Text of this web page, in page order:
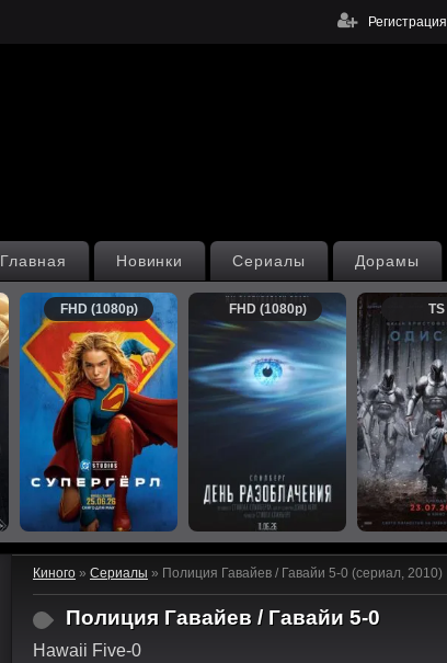
Регистрация
Дорамы
Сериалы
Новинки
Главная
FHD (1080p) FHD (1080p) TS
Киного » Сериалы » Полиция Гавайев / Гавайи 5-0 (сериал, 2010)
Полиция Гавайев / Гавайи 5-0
Hawaii Five-0